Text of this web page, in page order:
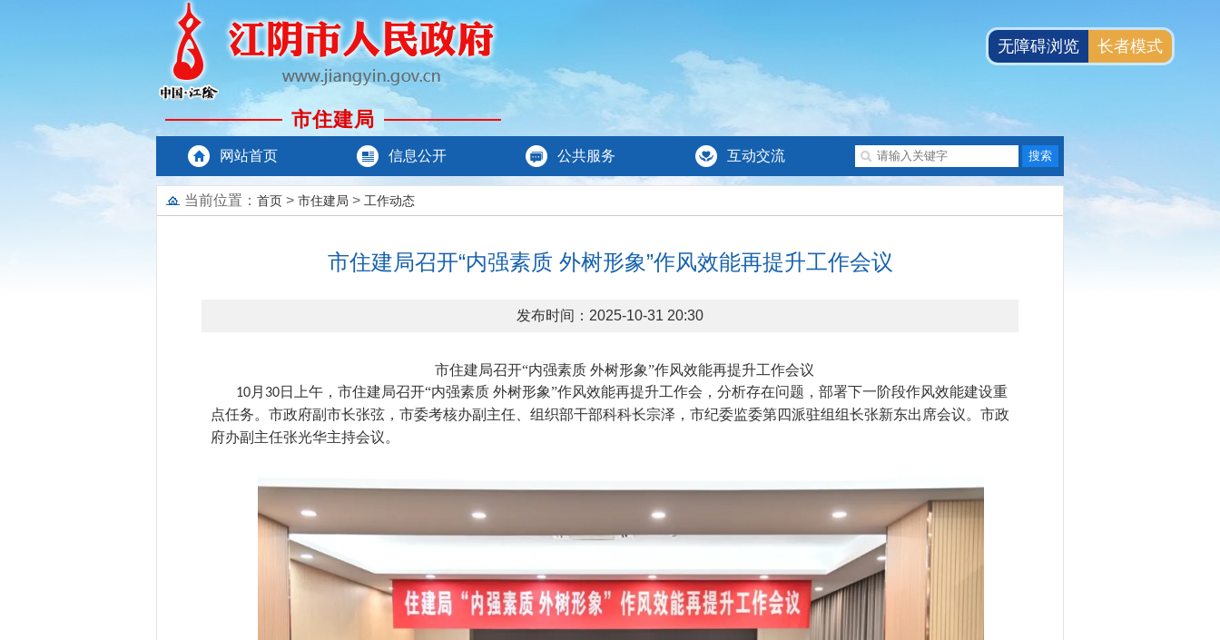
市住建局
网站首页 信息公开 公共服务 互动交流
当前位置： 首页 > 市住建局 > 工作动态
市住建局召开“内强素质 外树形象”作风效能再提升工作会议
发布时间：2025-10-31 20:30
市住建局召开“内强素质 外树形象”作风效能再提升工作会议
10月 30日上午，市住建局召开“内强素质 外树形象”作风效能再提升工作会，分析存在问题，部署下一阶段作风效能建设重
点任务。市政府副市长张弦，市委考核办副主任、组织部干部科科长宗泽，市纪委监委第四派驻组组长张新东出席会议。市政
府办副主任张光华主持会议。
无障碍浏览 长者模式